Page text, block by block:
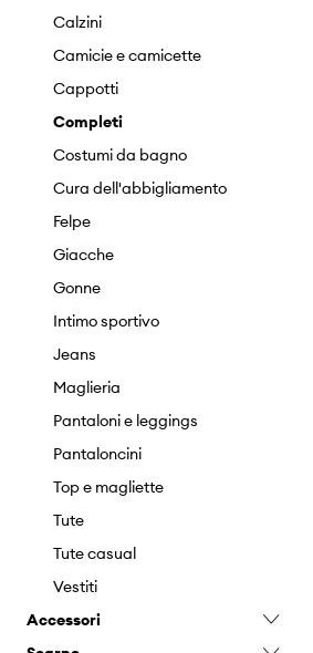
Calzini
Camicie e camicette
Cappotti
Completi
Costumi da bagno
Cura dell'abbigliamento
Felpe
Giacche
Gonne
Intimo sportivo
Jeans
Maglieria
Pantaloni e leggings
Pantaloncini
Top e magliette
Tute
Tute casual
Vestiti
Accessori